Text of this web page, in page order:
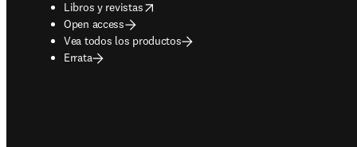
Libros y revistas
opens in new tab/window
Open access
Vea todos los productos
Errata